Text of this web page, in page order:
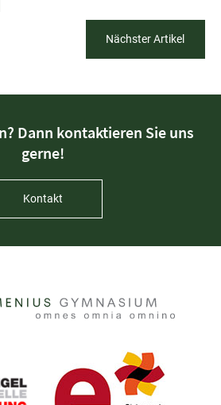
Nächster Artikel
Dann kontaktieren Sie uns
gerne!
Kontakt